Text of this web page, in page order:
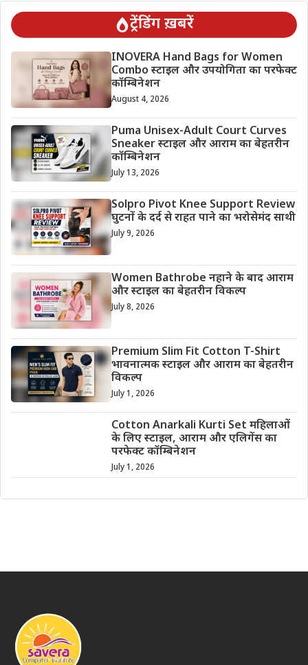
ट्रेंडिंग ख़बरें
INOVERA Hand Bags for Women
Combo स्टाइल और उपयोगिता का परफेक्ट
कॉम्बिनेशन
August 4, 2026
Puma Unisex-Adult Court Curves
Sneaker स्टाइल और आराम का बेहतरीन
कॉम्बिनेशन
July 13, 2026
Solpro Pivot Knee Support Review
घुटनों के दर्द से राहत पाने का भरोसेमंद साथी
July 9, 2026
Women Bathrobe नहाने के बाद आराम
और स्टाइल का बेहतरीन विकल्प
July 8, 2026
Premium Slim Fit Cotton T-Shirt
भावनात्मक स्टाइल और आराम का बेहतरीन
विकल्प
July 1, 2026
Cotton Anarkali Kurti Set महिलाओं
के लिए स्टाइल, आराम और एलिगेंस का
परफेक्ट कॉम्बिनेशन
July 1, 2026